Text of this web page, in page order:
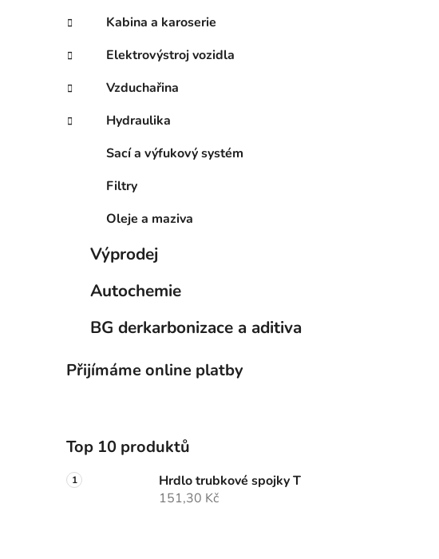
Kabina a karoserie
Elektrovýstroj vozidla
Vzduchařina
Hydraulika
Sací a výfukový systém
Filtry
Oleje a maziva
Výprodej
Autochemie
BG derkarbonizace a aditiva
Přijímáme online platby
Top 10 produktů
Hrdlo trubkové spojky T
151,30 Kč